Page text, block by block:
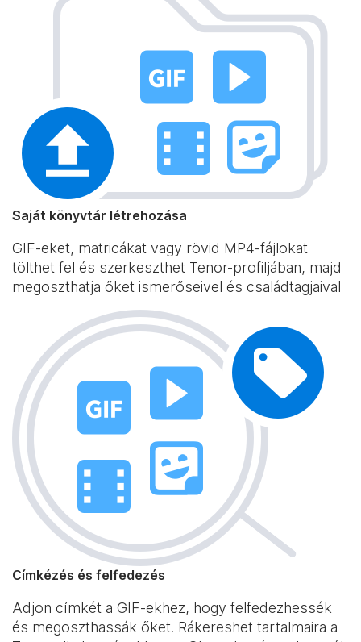
Saját könyvtár létrehozása
GIF-eket, matricákat vagy rövid MP4-fájlokat
tölthet fel és szerkeszthet Tenor-profiljában, majd
megoszthatja őket ismerőseivel és családtagjaival
Címkézés és felfedezés
Adjon címkét a GIF-ekhez, hogy felfedezhessék
és megoszthassák őket. Rákereshet tartalmaira a